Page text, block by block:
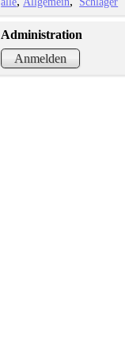
Administration
Anmelden